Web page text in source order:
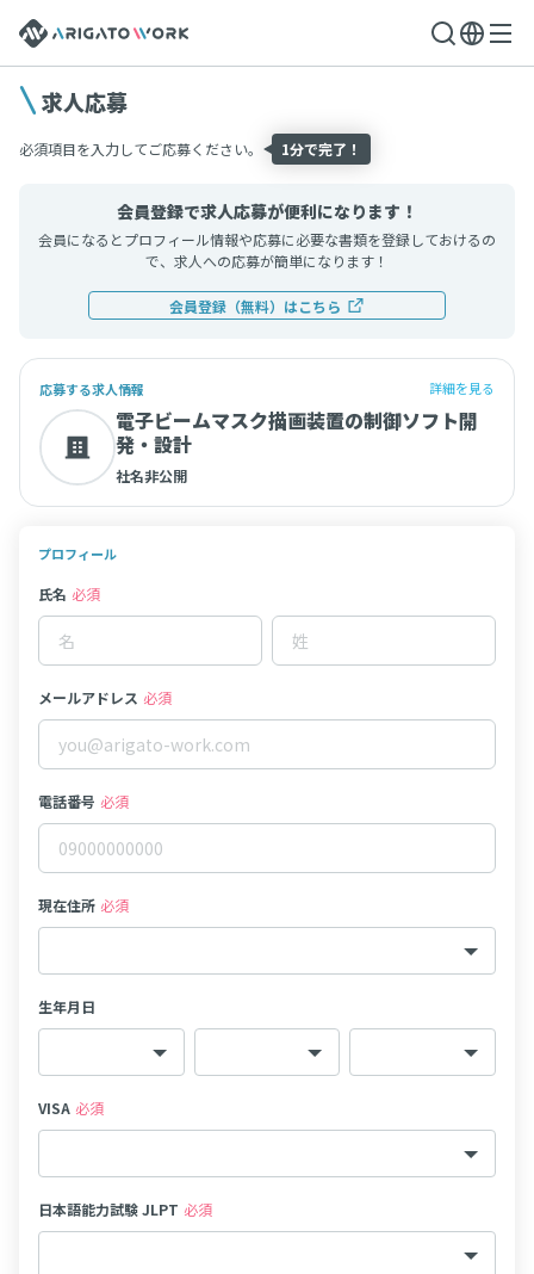
求人応募
必須項目を入力してご応募ください。 1分で完了！
会員登録で求人応募が便利になります！
会員になるとプロフィール情報や応募に必要な書類を登録しておけるの
で、求人への応募が簡単になります！
会員登録（無料）はこちら
応募する求人情報 詳細を見る
電子ビームマスク描画装置の制御ソフト開
発・設計
社名非公開
プロフィール
氏名 必須
メールアドレス 必須
電話番号 必須
現在住所 必須
生年月日
VISA 必須
日本語能力試験 JLPT 必須